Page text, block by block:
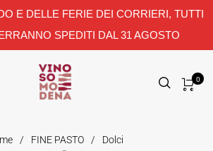
E DELLE FERIE DEI CORRIERI, TUTTI
SPEDITI DAL 31 AGOSTO
0
/ FINE PASTO / Dolci